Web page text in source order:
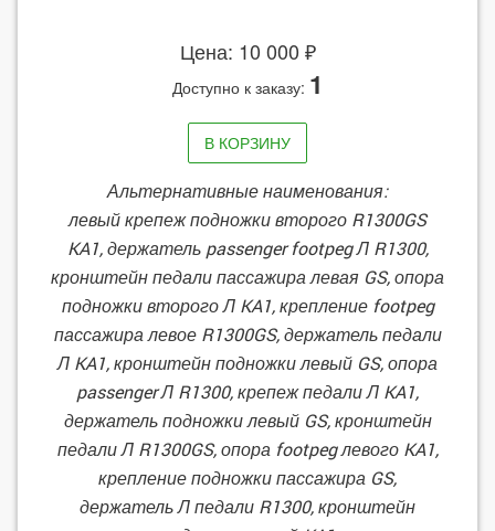
Цена: 10 000 ₽
Доступно к заказу: 1
В КОРЗИНУ
Альтернативные наименования:
левый крепеж подножки второго R1300GS
KA1, держатель passenger footpeg Л R1300,
кронштейн педали пассажира левая GS, опора
подножки второго Л KA1, крепление footpeg
пассажира левое R1300GS, держатель педали
Л KA1, кронштейн подножки левый GS, опора
passenger Л R1300, крепеж педали Л KA1,
держатель подножки левый GS, кронштейн
педали Л R1300GS, опора footpeg левого KA1,
крепление подножки пассажира GS,
держатель Л педали R1300, кронштейн